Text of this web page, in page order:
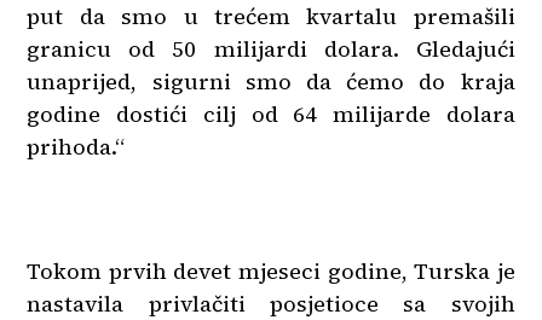
put da smo u trećem kvartalu premašili
granicu od 50 milijardi dolara. Gledajući
unaprijed, sigurni smo da ćemo do kraja
godine dostići cilj od 64 milijarde dolara
prihoda.“
Tokom prvih devet mjeseci godine, Turska je
nastavila privlačiti posjetioce sa svojih